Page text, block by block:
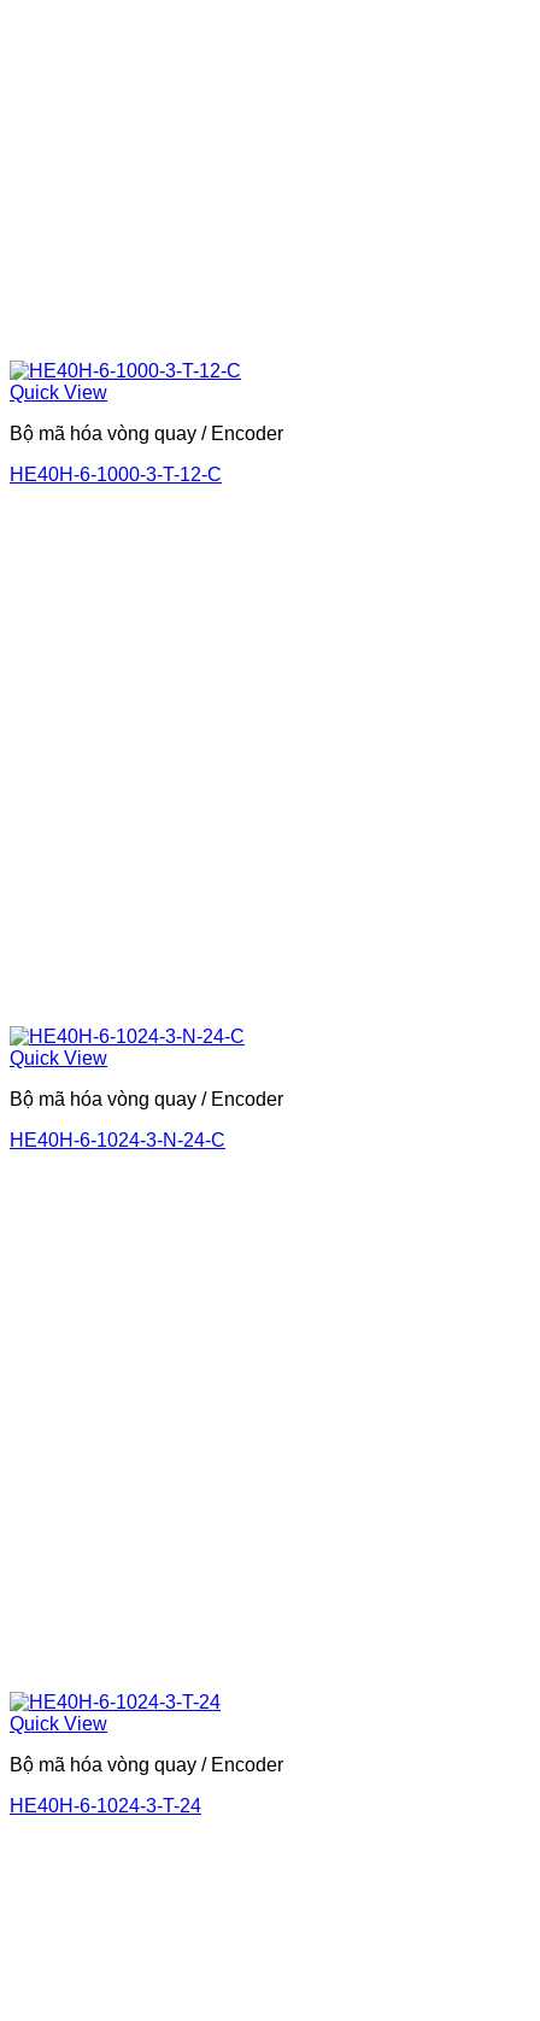
Quick View
Bộ mã hóa vòng quay / Encoder
HE40H-6-1000-3-T-12-C
Quick View
Bộ mã hóa vòng quay / Encoder
HE40H-6-1024-3-N-24-C
Quick View
Bộ mã hóa vòng quay / Encoder
HE40H-6-1024-3-T-24